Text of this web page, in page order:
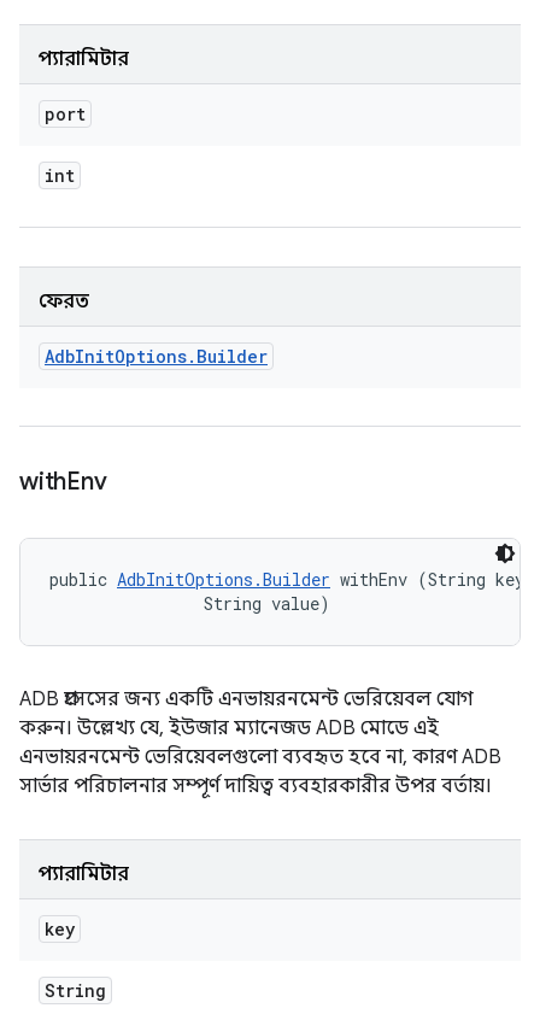
প্যারামিটার
port
int
ফেরত
AdbInitOptions. Builder
withEnv
public AdbInitOptions.Builder withEnv (String
                String value)
ADB প্রসেসের জন্য একটি এনভায়রনমেন্ট ভেরিয়েবল যোগ
করুন। উল্লেখ্য যে, ইউজার ম্যানেজড ADB মোডে এই
এনভায়রনমেন্ট ভেরিয়েবলগুলো ব্যবহৃত হবে না, কারণ ADB
সার্ভার পরিচালনার সম্পূর্ণ দায়িত্ব ব্যবহারকারীর উপর বর্তায়।
প্যারামিটার
key
String